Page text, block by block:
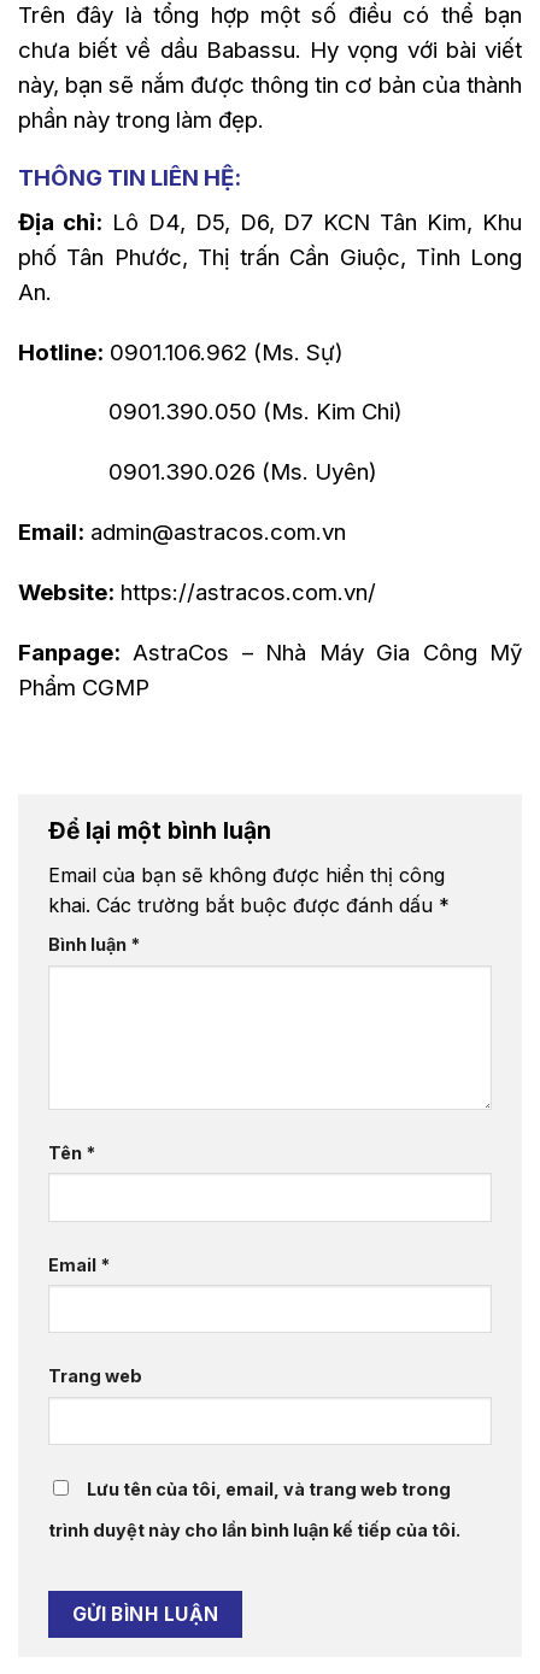
Trên đây là tổng hợp một số điều có thể bạn
chưa biết về dầu Babassu. Hy vọng với bài viết
này, bạn sẽ nắm được thông tin cơ bản của thành
phần này trong làm đẹp.
THÔNG TIN LIÊN HỆ:
Địa chỉ: Lô D4, D5, D6, D7 KCN Tân Kim, Khu
phố Tân Phước, Thị trấn Cần Giuộc, Tỉnh Long
An.
Hotline: 0901.106.962 (Ms. Sự)
0901.390.050 (Ms. Kim Chi)
0901.390.026 (Ms. Uyên)
Email: admin@astracos.com.vn
Website: https://astracos.com.vn/
Fanpage: AstraCos – Nhà Máy Gia Công Mỹ
Phẩm CGMP
Để lại một bình luận
Email của bạn sẽ không được hiển thị công
khai. Các trường bắt buộc được đánh dấu *
Bình luận *
Tên *
Email *
Trang web
Lưu tên của tôi, email, và trang web trong
trình duyệt này cho lần bình luận kế tiếp của tôi.